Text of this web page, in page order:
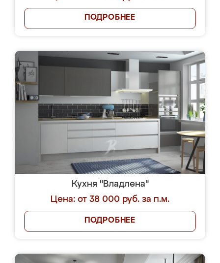
ПОДРОБНЕЕ
Кухня "Владлена"
Цена: от 38 000 руб. за п.м.
ПОДРОБНЕЕ